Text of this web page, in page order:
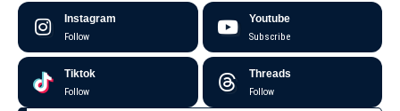
Instagram
Follow
Youtube
Subscribe
Tiktok
Follow
Threads
Follow